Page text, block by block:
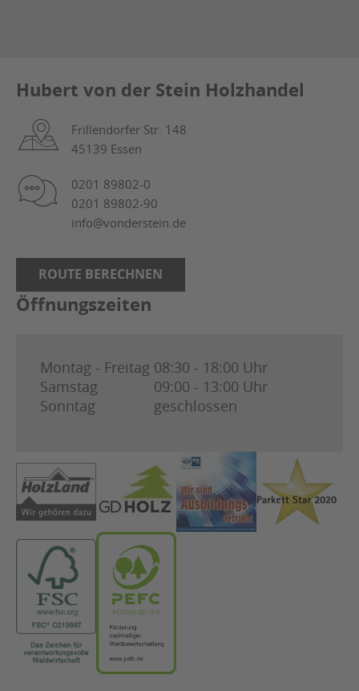
Hubert von der Stein Holzhandel
Frillendorfer Str. 148
45139 Essen
0201 89802-0
0201 89802-90
info@vonderstein.de
ROUTE BERECHNEN
Öffnungszeiten
Montag - Freitag
Samstag
Sonntag
08:30 - 18:00 Uhr
09:00 - 13:00 Uhr
geschlossen